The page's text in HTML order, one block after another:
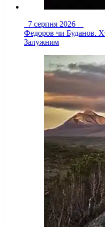
7 серпня 2026
Федоров чи Буданов.
Залужним